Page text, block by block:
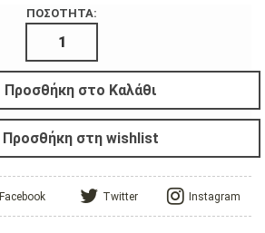
ΠΟΣΟΤΗΤΑ:
Προσθήκη στο Καλάθι
Προσθήκη στη wishlist
Facebook Twitter Instagram